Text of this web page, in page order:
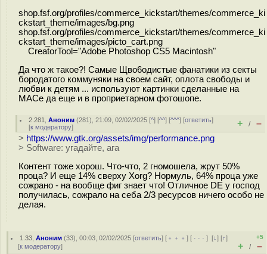
shop.fsf.org/profiles/commerce_kickstart/themes/commerce_ki
ckstart_theme/images/bg.png
shop.fsf.org/profiles/commerce_kickstart/themes/commerce_ki
ckstart_theme/images/picto_cart.png
CreatorTool="Adobe Photoshop CS5 Macintosh"
Да что ж такое?! Самые Щво6одистые фанатики из секты
бородатого коммуняки на своем сайт, оплота свободы и
любви к детям ... используют картинки сделанные на
МАСе да еще и в проприетарном фотошопе.
2.281 ,Аноним (281), 21:09, 02/02/2025 [^] [^^] [^^^] [ответить]
[к модератору] + / –
> https://www.gtk.org/assets/img/performance.png
> Software: угадайте, ага
Контент тоже хорош. Что-что, 2 гномошела, жрут 50%
проца? И еще 14% сверху Xorg? Нормуль, 64% проца уже
сожрано - на вообще фиг знает что! Отличное DE у господ
получилась, сожрало на себа 2/3 ресурсов ничего особо не
делая.
1.33 ,Аноним (33), 00:03, 02/02/2025 [ответить] [ ﹢﹢﹢] [ · · ·][↓] [↑]
[к модератору]
+5
+ / –